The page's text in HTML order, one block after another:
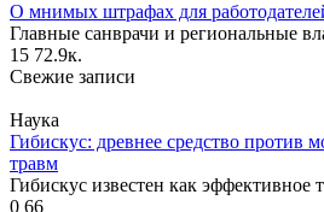
О мнимых штрафах для
Главные санврачи и региональные
15 72.9к.
Свежие записи
Наука
Гибискус: древнее средство против
травм
Гибискус известен как эффективное
0 66